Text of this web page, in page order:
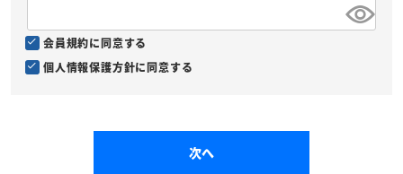
必
会員規約に同意する
個人情報保護方針に同意する
次へ